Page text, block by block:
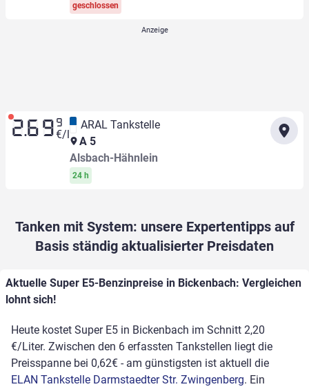
geschlossen
2.69 9
€/l
ARAL Tankstelle
A 5
Alsbach-Hähnlein
24 h
Tanken mit System: unsere Expertentipps auf
Basis ständig aktualisierter Preisdaten
Aktuelle Super E5-Benzinpreise in Bickenbach: Vergleichen
lohnt sich!
Heute kostet Super E5 in Bickenbach im Schnitt 2,20
€/Liter. Zwischen den 6 erfassten Tankstellen liegt die
Preisspanne bei 0,62€ - am günstigsten ist aktuell die
ELAN Tankstelle Darmstaedter Str. Zwingenberg. Ein